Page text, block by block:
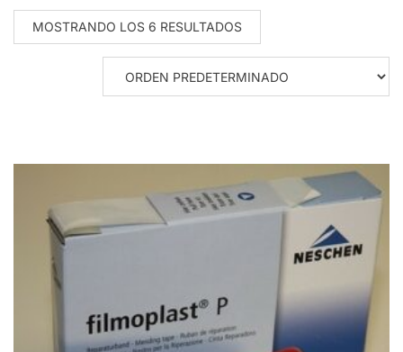
MOSTRANDO LOS 6 RESULTADOS